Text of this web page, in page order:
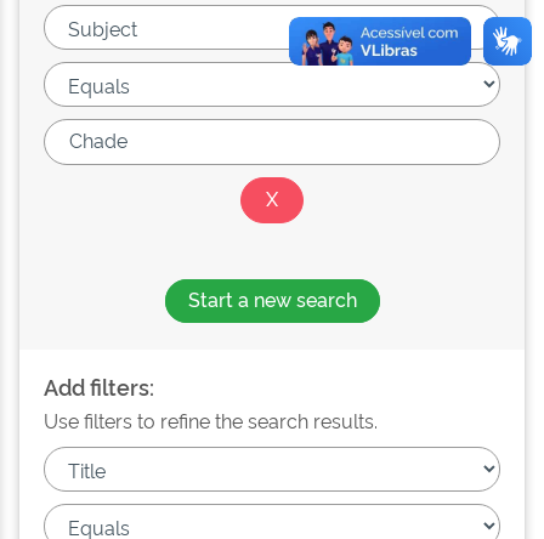
Start a new search
Add filters:
Use filters to refine the search results.